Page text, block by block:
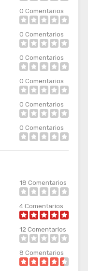
0 Comentarios
0 Comentarios
0 Comentarios
0 Comentarios
0 Comentarios
0 Comentarios
18 Comentarios
4Comentarios
12 Comentarios
8 Comentarios